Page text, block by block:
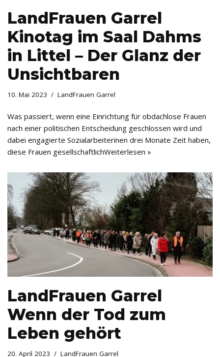
LandFrauen Garrel
Kinotag im Saal Dahms
in Littel – Der Glanz der
Unsichtbaren
10. Mai 2023 LandFrauen Garrel
Was passiert, wenn eine Einrichtung für obdachlose Frauen
nach einer politischen Entscheidung geschlossen wird und
dabei engagierte Sozialarbeiterinen drei Monate Zeit haben,
diese Frauen gesellschaftlichWeiterlesen »
LandFrauen Garrel
Wenn der Tod zum
Leben gehört
20. April 2023 LandFrauen Garrel